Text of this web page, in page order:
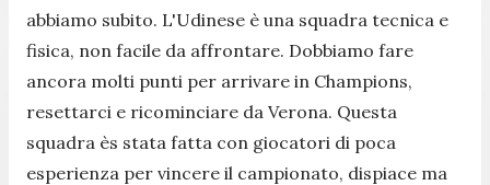
abbiamo subito. L'Udinese è una squadra tecnica e
fisica, non facile da affrontare. Dobbiamo fare
ancora molti punti per arrivare in Champions,
resettarci e ricominciare da Verona. Questa
squadra ès stata fatta con giocatori di poca
esperienza per vincere il campionato, dispiace ma